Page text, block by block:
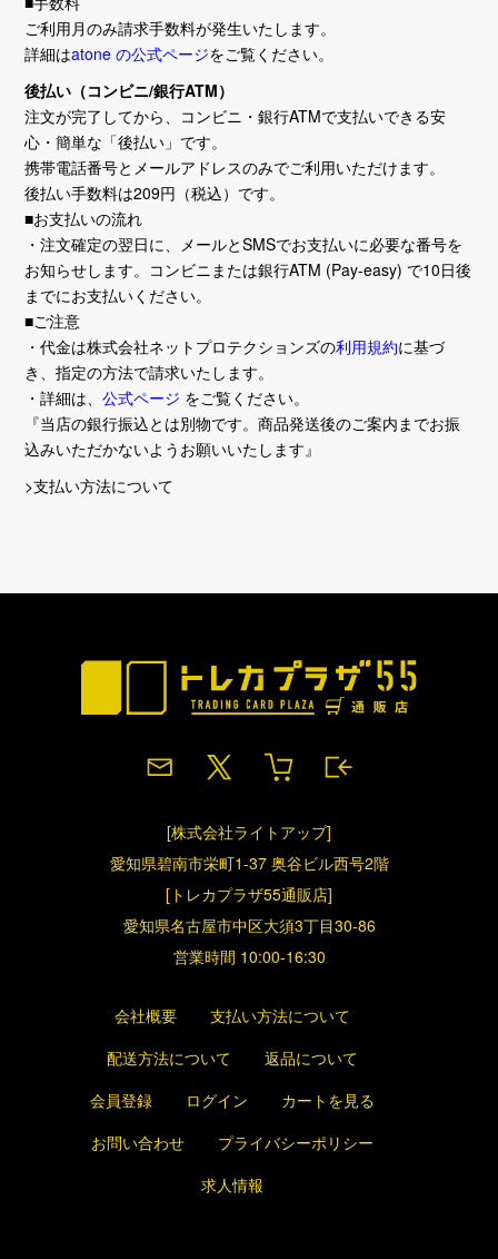
ご利用月のみ請求手数料が発生いたします。
詳細はatone の公式ページをご覧ください。
後払い（コンビニ/銀行ATM）
注文が完了してから、コンビニ・銀行ATMで支払いできる安
心・簡単な「後払い」です。
携帯電話番号とメールアドレスのみでご利用いただけます。
後払い手数料は209円（税込）です。
■お支払いの流れ
・注文確定の翌日に、メールとSMSでお支払いに必要な番号を
お知らせします。コンビニまたは銀行ATM (Pay-easy) で10日後
までにお支払いください。
■ご注意
・代金は株式会社ネットプロテクションズの利用規約に基づ
き、指定の方法で請求いたします。
・詳細は、公式ページ をご覧ください。
『当店の銀行振込とは別物です。商品発送後のご案内までお振
込みいただかないようお願いいたします』
>支払い方法について
[株式会社ライトアップ]
愛知県碧南市栄町1-37 奥谷ビル西号2階
[トレカプラザ55通販店]
愛知県名古屋市中区大須3丁目30-86
営業時間 10:00-16:30
会社概要
支払い方法について
配送方法について
返品について
会員登録
ログイン
カートを見る
お問い合わせ
プライバシーポリシー
求人情報